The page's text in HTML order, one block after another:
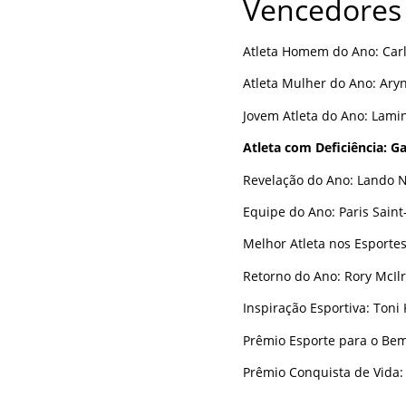
Atleta Homem do Ano:
Atleta Mulher do Ano:
Jovem Atleta do Ano:
Atleta com Deficiência:
Revelação do Ano: Lando
Equipe do Ano: Paris
Melhor Atleta nos
Retorno do Ano: Rory
Inspiração Esportiva: Toni
Prêmio Esporte para o
Prêmio Conquista de